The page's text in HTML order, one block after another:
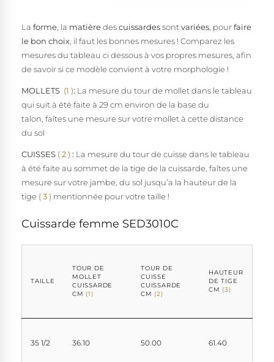
La forme , la matièredescuissardessontvariées , pourfaire
le bon choix , il faut les bonnes mesures ! Comparez les
mesures du tableau ci dessous à vos propres mesures, afin
de savoir si ce modèle convient à votre morphologie !
MOLLETS (1 ): La mesure du tour de mollet dans le tableau
qui suit à été faite à 29 cm environ de la base du
talon, faîtes une mesure sur votre mollet à cette distance
du sol
CUISSES ( 2) : La mesure du tour de cuisse dans le tableau
à été faite au sommet de la tige de la cuissarde, faîtes une
mesure sur votre jambe, du sol jusqu’a la hauteur de la
tige ( 3 ) mentionnée pour votre taille !
Cuissarde femme SED3010C
TAILLE
TOUR DE
MOLLET
CUISSARDE
CM (1)
TOUR DE
CUISSE
CUISSARDE
CM (2)
HAUTEUR
DE TIGE
CM (3)
35 1/2 36.10 50.00 61.40